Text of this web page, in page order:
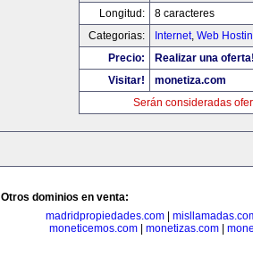
Longitud:
8 caracteres
Categorias:
Internet, Web
Precio:
Realizar una
Visitar!
monetiza.com
Serán consideradas
Otros dominios en venta:
madridpropiedades.com|
moneticemos.com| monetizas.com|